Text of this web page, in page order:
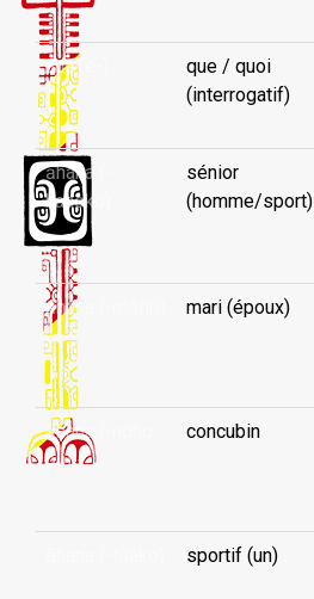
aha (e-)
que / quoi
(interrogatif)
āhana (-
haaoko)
sénior
(homme/sport)
āhana (-mātiri) mari (époux)
āhana (-noho
pu)
concubin
sportif (un)